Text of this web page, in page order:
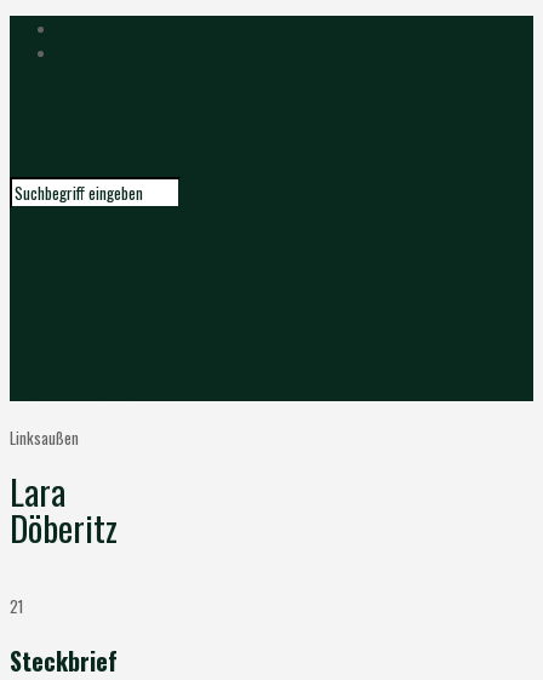
Linksaußen
Lara
Döberitz
21
Steckbrief